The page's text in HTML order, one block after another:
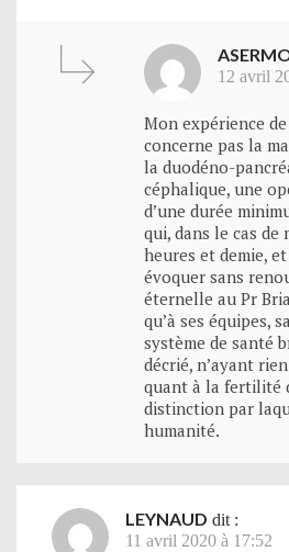
12 avril
Mon expérience
concerne pas la
la duodéno-
céphalique, une
d’une durée
qui, dans le cas
heures et demie,
évoquer sans
éternelle au Pr
qu’à ses équipes,
système de santé
décrié, n’ayant
quant à la fertilité
distinction par
humanité.
LEYNAUD dit :
11 avril 2020 à 17:52